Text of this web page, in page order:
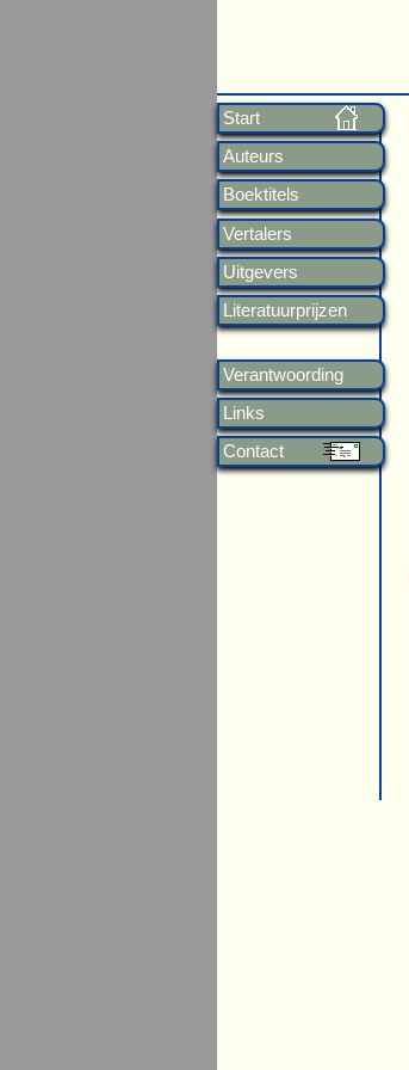
Start
Auteurs
Boektitels
Vertalers
Uitgevers
Literatuurprijzen
Verantwoording
Links
Contact